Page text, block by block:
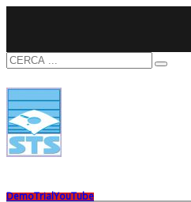
DemoTrialYouTube